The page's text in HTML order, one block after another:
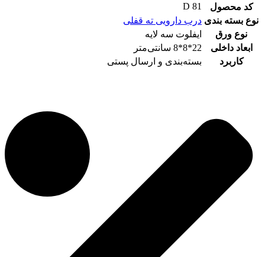
کد محصول
D 81
نوع بسته بندی درب دارویی ته قفلی
نوع ورق
ایفلوت سه لایه
ابعاد داخلی
22*8*8 سانتی‌متر
کاربرد
بسته‌بندی و ارسال پستی